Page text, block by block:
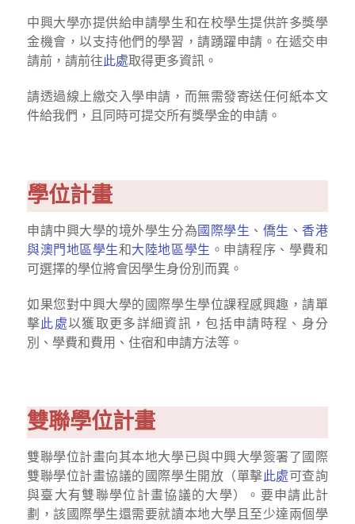
中興大學亦提供給申請學生和在校學生提供許多獎學
金機會，以支持他們的學習，請踴躍申請。在遞交申
請前，請前往此處取得更多資訊。
請透過線上繳交入學申請，而無需發寄送任何紙本文
件給我們，且同時可提交所有獎學金的申請。
學位計畫
申請中興大學的境外學生分為國際學生 、 僑生、香港
與澳門地區學生和大陸地區學生 。申請程序、學費和
可選擇的學位將會因學生身份別而異。
如果您對中興大學的國際學生學位課程感興趣，請單
擊此處以獲取更多詳細資訊，包括申請時程、身分
別、學費和費用、住宿和申請方法等。
雙聯學位計畫
雙聯學位計畫向其本地大學已與中興大學簽署了國際
雙聯學位計畫協議的國際學生開放（單擊此處可查詢
與臺大有雙聯學位計畫協議的大學）。要申請此計
劃，該國際學生還需要就讀本地大學且至少達兩個學